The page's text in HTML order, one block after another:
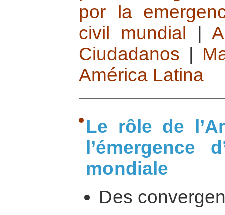
por la
civil mundial
|
Ciudadanos
América Latina
Le rôle de
l’émergence
mondiale
Des